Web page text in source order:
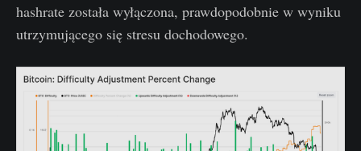
hashrate została wyłączona, prawdopodobnie w wyniku
utrzymującego się stresu dochodowego.